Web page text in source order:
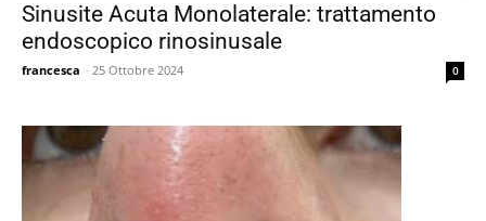
Sinusite Acuta Monolaterale: trattamento
endoscopico rinosinusale
francesca - 25 Ottobre 2024 0